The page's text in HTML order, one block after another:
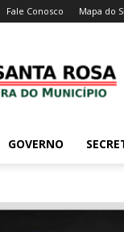
Fale Conosco Mapa do
GOVERNO